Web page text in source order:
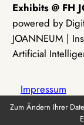
Exhibits @ FH
powered by
JOANNEUM |
Artificial
Impressum
Zum Ändern Ihrer